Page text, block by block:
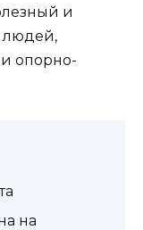
и
людей,
опорно-
на